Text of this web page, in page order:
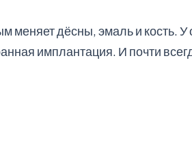
дёсны, эмаль и кость. У
имплантация. И почти